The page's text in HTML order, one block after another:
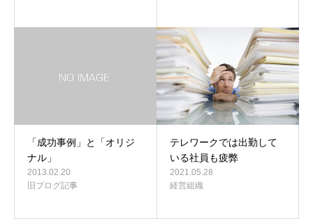
「成功事例」と「オリジ
ナル」
2013.02.20
旧ブログ記事
テレワークでは出勤して
いる社員も疲弊
2021.05.28
経営組織